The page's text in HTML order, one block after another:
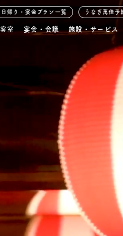
客室 宴会・会議 施設・サービス
日帰り・宴会プラン一覧 うなぎ萬佳予